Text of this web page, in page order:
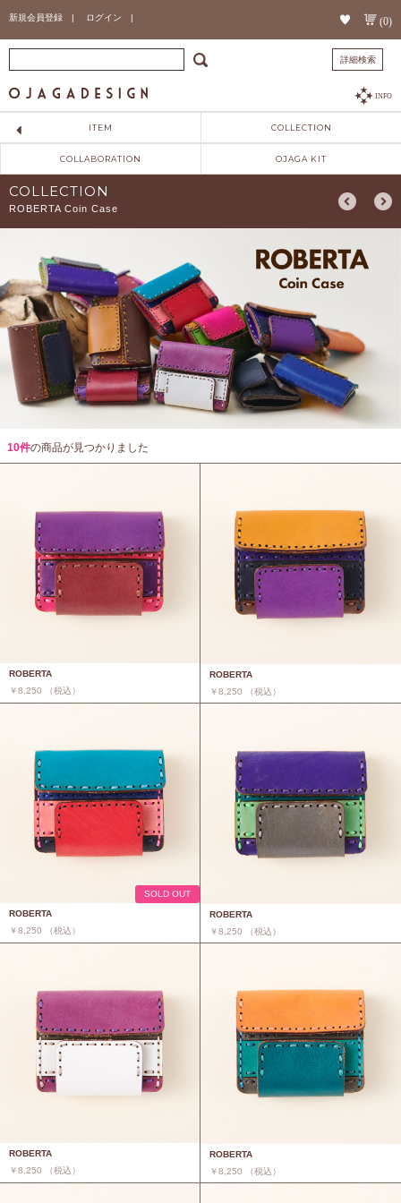
新規会員登録 | ログイン | (0)
詳細検索
INFO
ITEM COLLECTION
COLLABORATION OJAGA KIT
COLLECTION
ROBERTA Coin Case
10件の商品が見つかりました
ROBERTA
￥8,250 （税込）
ROBERTA
￥8,250 （税込）
SOLD OUT
ROBERTA
￥8,250 （税込）
ROBERTA
￥8,250 （税込）
ROBERTA
￥8,250 （税込）
ROBERTA
￥8,250 （税込）